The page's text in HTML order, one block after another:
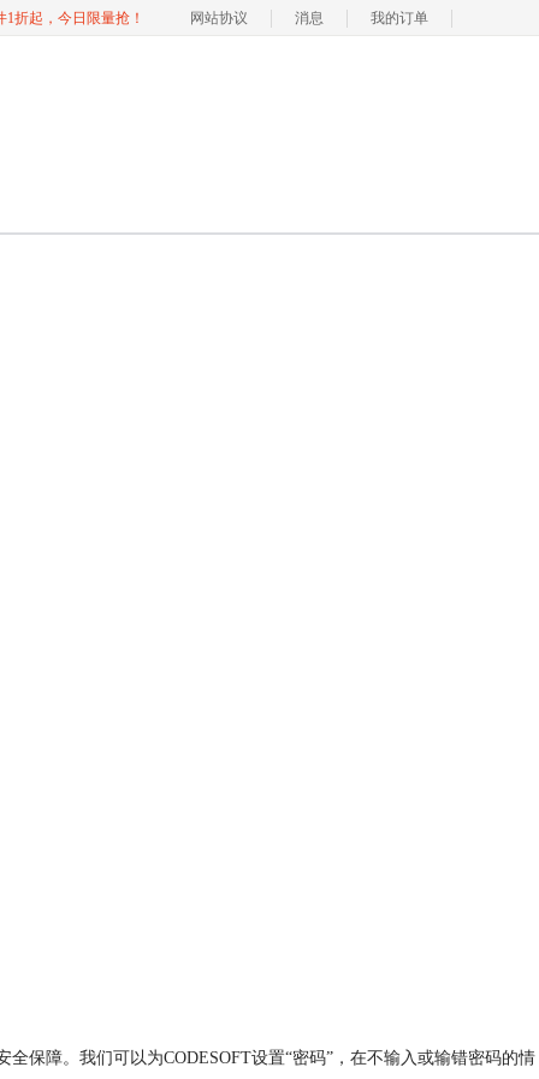
1折起，今日限量抢！ 网站协议 消息 我的订单
保障。我们可以为CODESOFT设置“密码”，在不输入或输错密码的情